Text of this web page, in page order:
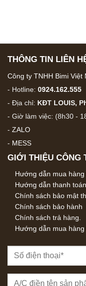
THÔNG TIN LIÊN
Công ty TNHH Bimi Việt
- Hotline: 0924.162.555
- Địa chỉ: KĐT LOUIS,
- Giờ làm việc: (8h30 -
- ZALO
- MESS
GIỚI THIỆU CÔNG
Hướng dẫn mua hàng
Hướng dẫn thanh toán
Chính sách bảo mật
Chính sách bảo hành
Chính sách trả hàng.
Hướng dẫn mua